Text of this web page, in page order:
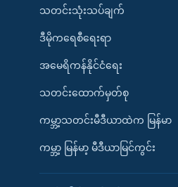
သတင်းသုံးသပ်ချက်
ဒီမိုကရေစီရေးရာ
အမေရိကန်နိုင်ငံရေး
သတင်းထောက်မှတ်စု
ကမ္ဘာ့သတင်းမီဒီယာထဲက မြန်မာ
ကမ္ဘာ့ မြန်မာ့ မီဒီယာမြင်ကွင်း